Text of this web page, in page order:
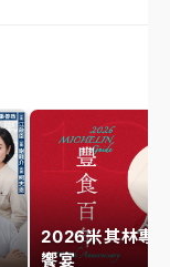
2026米其林專
饗宴